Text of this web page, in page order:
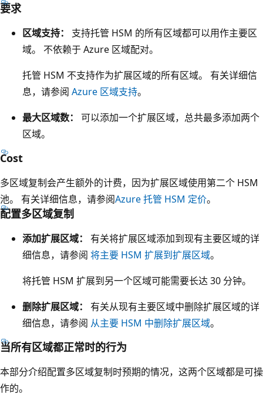
大
个
示
的
宽
记
为
客
户
要求
区域支持：
支持托管 HSM 的所有区域都可以用作主要区
域。 不依赖于 Azure 区域配对。
托管 HSM 不支持作为扩展区域的所有区域。 有关详细信
息，请参阅 Azure 区域支持。
最大区域数：
可以添加一个扩展区域，总共最多添加两个
区域。
Cost
多区域复制会产生额外的计费，因为扩展区域使用第二个 HSM
池。 有关详细信息，请参阅Azure 托管 HSM 定价。
配置多区域复制
添加扩展区域：
有关将扩展区域添加到现有主要区域的详
细信息，请参阅 将主要 HSM 扩展到扩展区域。
将托管 HSM 扩展到另一个区域可能需要长达 30 分钟。
删除扩展区域：
有关从现有主要区域中删除扩展区域的详
细信息，请参阅 从主要 HSM 中删除扩展区域。
当所有区域都正常时的行为
本部分介绍配置多区域复制时预期的情况，这两个区域都是可操
作的。